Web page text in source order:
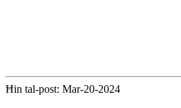
Ħin tal-post: Mar-20-2024